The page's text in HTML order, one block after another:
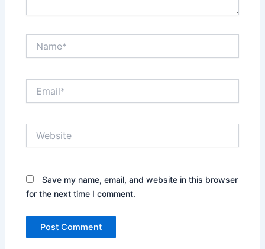
Save my name, email, and website in this browser
for the next time I comment.